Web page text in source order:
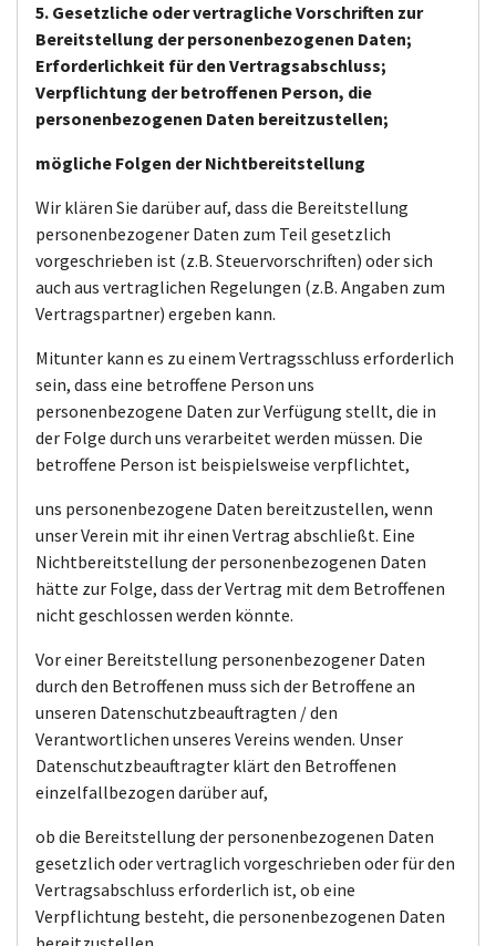
5. Gesetzliche oder vertragliche Vorschriften zur
Bereitstellung der personenbezogenen Daten;
Erforderlichkeit für den Vertragsabschluss;
Verpflichtung der betroffenen Person, die
personenbezogenen Daten bereitzustellen;
mögliche Folgen der Nichtbereitstellung
Wir klären Sie darüber auf, dass die Bereitstellung
personenbezogener Daten zum Teil gesetzlich
vorgeschrieben ist (z.B. Steuervorschriften) oder sich
auch aus vertraglichen Regelungen (z.B. Angaben zum
Vertragspartner) ergeben kann.
Mitunter kann es zu einem Vertragsschluss erforderlich
sein, dass eine betroffene Person uns
personenbezogene Daten zur Verfügung stellt, die in
der Folge durch uns verarbeitet werden müssen. Die
betroffene Person ist beispielsweise verpflichtet,
uns personenbezogene Daten bereitzustellen, wenn
unser Verein mit ihr einen Vertrag abschließt. Eine
Nichtbereitstellung der personenbezogenen Daten
hätte zur Folge, dass der Vertrag mit dem Betroffenen
nicht geschlossen werden könnte.
Vor einer Bereitstellung personenbezogener Daten
durch den Betroffenen muss sich der Betroffene an
unseren Datenschutzbeauftragten / den
Verantwortlichen unseres Vereins wenden. Unser
Datenschutzbeauftragter klärt den Betroffenen
einzelfallbezogen darüber auf,
ob die Bereitstellung der personenbezogenen Daten
gesetzlich oder vertraglich vorgeschrieben oder für den
Vertragsabschluss erforderlich ist, ob eine
Verpflichtung besteht, die personenbezogenen Daten